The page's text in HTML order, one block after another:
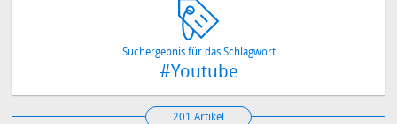
Suchergebnis für das Schlagwort
#Youtube
201 Artikel